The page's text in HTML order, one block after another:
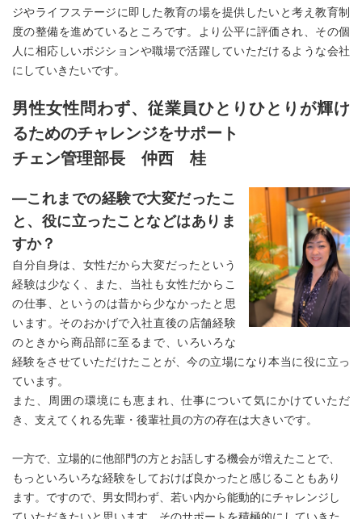
ジやライフステージに即した教育の場を提供したいと考え教育制
度の整備を進めているところです。より公平に評価され、その個
人に相応しいポジションや職場で活躍していただけるような会社
にしていきたいです。
男性女性問わず、従業員ひとりひとりが輝け
るためのチャレンジをサポート
チェン管理部長 仲西 桂
―これまでの経験で大変だったこ
と、役に立ったことなどはありま
すか？
自分自身は、女性だから大変だったという
経験は少なく、また、当社も女性だからこ
の仕事、というのは昔から少なかったと思
います。そのおかげで入社直後の店舗経験
のときから商品部に至るまで、いろいろな
経験をさせていただけたことが、今の立場になり本当に役に立っ
ています。
また、周囲の環境にも恵まれ、仕事について気にかけていただ
き、支えてくれる先輩・後輩社員の方の存在は大きいです。
一方で、立場的に他部門の方とお話しする機会が増えたことで、
もっといろいろな経験をしておけば良かったと感じることもあり
ます。ですので、男女問わず、若い内から能動的にチャレンジ し
ていただきたいと思います。そのサポートを積極的にしていきた